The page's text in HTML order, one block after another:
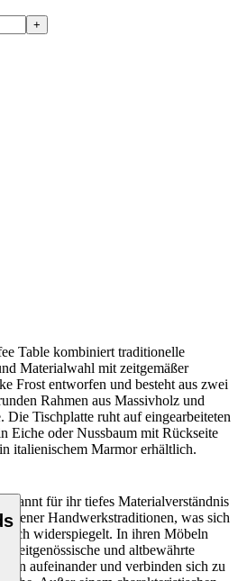
+
Table kombiniert traditionelle
Materialwahl mit zeitgemäßer
Frost entworfen und besteht aus zwei
Rahmen aus Massivholz und
Die Tischplatte ruht auf eingearbeiteten
Eiche oder Nussbaum mit Rückseite
italienischem Marmor erhältlich.
für ihr tiefes Materialverständnis
Handwerkstraditionen, was sich
widerspiegelt. In ihren Möbeln
zeitgenössische und altbewährte
aufeinander und verbinden sich zu